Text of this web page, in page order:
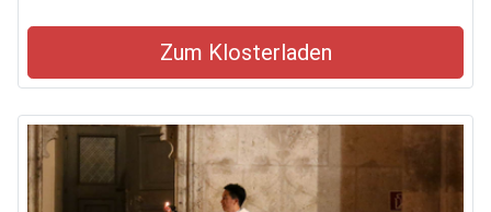
Zum Klosterladen